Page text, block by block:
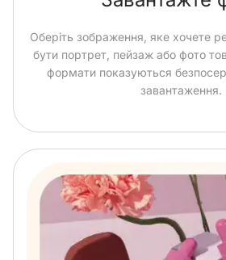
Оберіть зображення, яке хочете
бути портрет, пейзаж або фото
формати показуються
завантаження.